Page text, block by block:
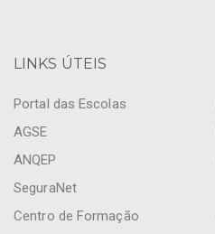
LINKS ÚTEIS
Portal das Escolas
AGSE
ANQEP
SeguraNet
Centro de Formação